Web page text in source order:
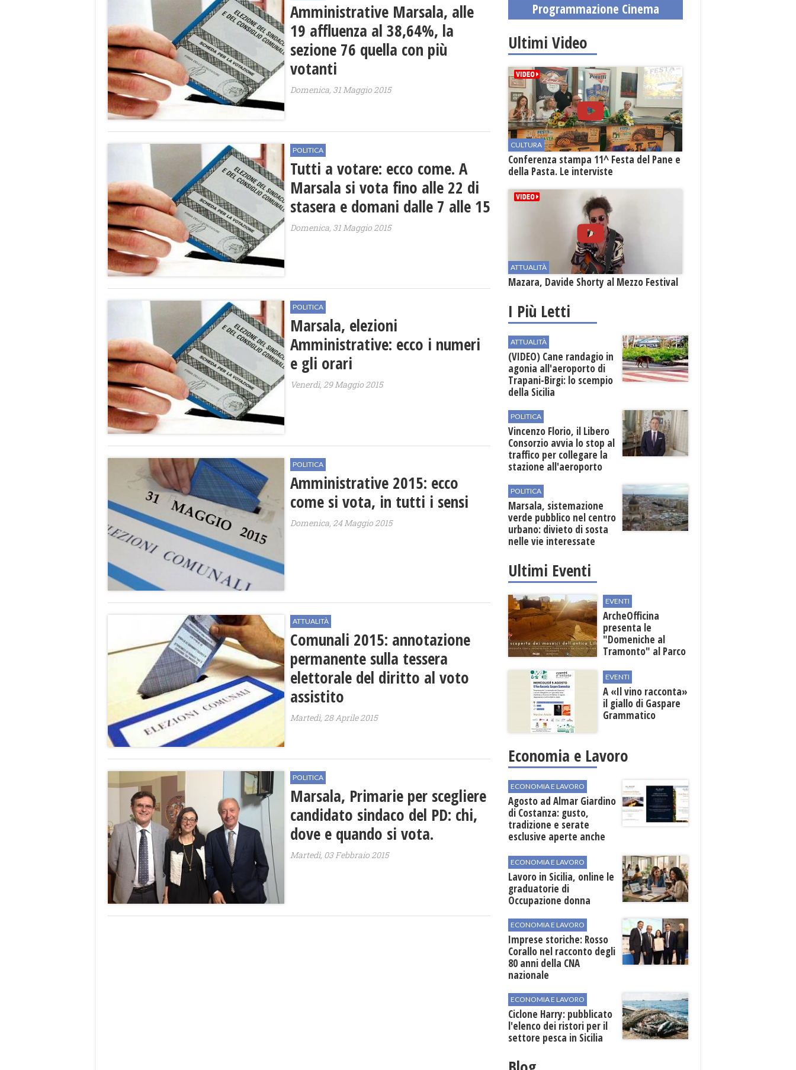
Amministrative Marsala, alle
19 affluenza al 38,64%, la
sezione 76 quella con più
votanti
Domenica, 31 Maggio 2015
POLITICA
Tutti a votare: ecco come. A
Marsala si vota fino alle 22 di
stasera e domani dalle 7 alle 15
Domenica, 31 Maggio 2015
POLITICA
Marsala, elezioni
Amministrative: ecco i numeri
e gli orari
Venerdì, 29 Maggio 2015
POLITICA
Amministrative 2015: ecco
come si vota, in tutti i sensi
Domenica, 24 Maggio 2015
ATTUALITÀ
Comunali 2015: annotazione
permanente sulla tessera
elettorale del diritto al voto
assistito
Martedì, 28 Aprile 2015
POLITICA
Marsala, Primarie per scegliere
candidato sindaco del PD: chi,
dove e quando si vota.
Martedì, 03 Febbraio 2015
Programmazione Cinema
Ultimi Video
CULTURA
Conferenza stampa 11^ Festa del Pane e
della Pasta. Le interviste
ATTUALITÀ
Mazara, Davide Shorty al Mezzo Festival
I Più Letti
ATTUALITÀ
(VIDEO) Cane randagio in
agonia all'aeroporto di
Trapani-Birgi: lo scempio
della Sicilia
POLITICA
Vincenzo Florio, il Libero
Consorzio avvia lo stop al
traffico per collegare la
stazione all'aeroporto
POLITICA
Marsala, sistemazione
verde pubblico nel centro
urbano: divieto di sosta
nelle vie interessate
Ultimi Eventi
EVENTI
ArcheOfficina
presenta le
"Domeniche al
Tramonto" al Parco
Lilibeo
EVENTI
A «Il vino racconta»
il giallo di Gaspare
Grammatico
Economia e Lavoro
ECONOMIA E LAVORO
Agosto ad Almar Giardino
di Costanza: gusto,
tradizione e serate
esclusive aperte anche
ECONOMIA E LAVORO
Lavoro in Sicilia, online le
graduatorie di
Occupazione donna
ECONOMIA E LAVORO
Imprese storiche: Rosso
Corallo nel racconto degli
80 anni della CNA
nazionale
ECONOMIA E LAVORO
Ciclone Harry: pubblicato
l'elenco dei ristori per il
settore pesca in Sicilia